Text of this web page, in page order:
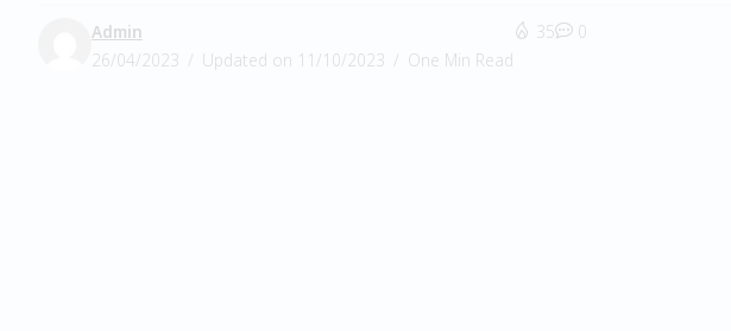
Admin
26/04/2023
Updated on 11/10/2023 One Min Read
35 0